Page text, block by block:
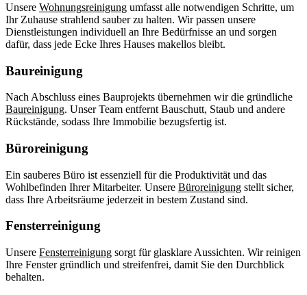
Unsere Wohnungsreinigung umfasst alle notwendigen Schritte, um
Ihr Zuhause strahlend sauber zu halten. Wir passen unsere
Dienstleistungen individuell an Ihre Bedürfnisse an und sorgen
dafür, dass jede Ecke Ihres Hauses makellos bleibt.
Baureinigung
Nach Abschluss eines Bauprojekts übernehmen wir die gründliche
Baureinigung. Unser Team entfernt Bauschutt, Staub und andere
Rückstände, sodass Ihre Immobilie bezugsfertig ist.
Büroreinigung
Ein sauberes Büro ist essenziell für die Produktivität und das
Wohlbefinden Ihrer Mitarbeiter. Unsere Büroreinigung stellt sicher,
dass Ihre Arbeitsräume jederzeit in bestem Zustand sind.
Fensterreinigung
Unsere Fensterreinigung sorgt für glasklare Aussichten. Wir reinigen
Ihre Fenster gründlich und streifenfrei, damit Sie den Durchblick
behalten.